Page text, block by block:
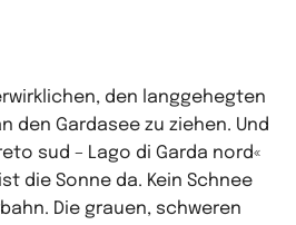
den langgehegten
den Gardasee zu ziehen. Und
sud – Lago di Garda nord«
die Sonne da. Kein Schnee
Die grauen, schweren